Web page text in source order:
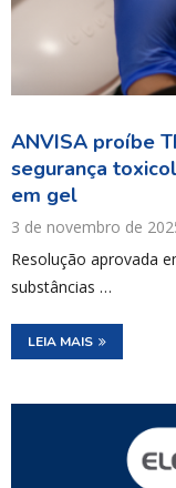
ANVISA proíbe
segurança
em gel
3 de novembro de
Resolução aprovada
substâncias …
LEIA MAIS